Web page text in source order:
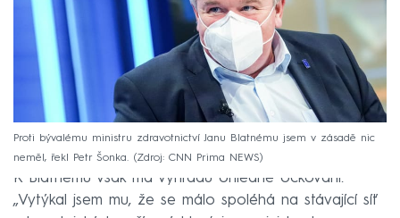
Proti bývalému ministru zdravotnictví Janu Blatnému jsem v zásadě nic
neměl, řekl Petr Šonka.
Zdroj: CNN Prima NEWS
K Blatnému však má výhradu ohledně očkování.
„Vytýkal jsem mu, že se málo spoléhá na stávající síť